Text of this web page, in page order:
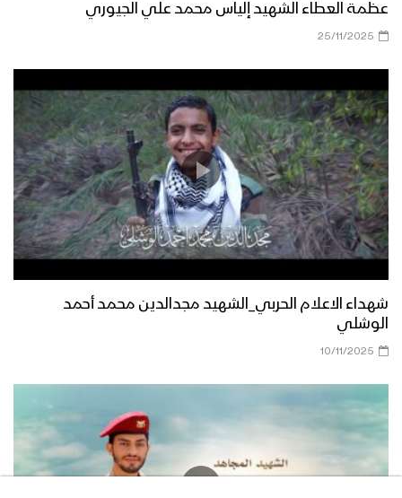
عظمة العطاء الشهيد إلياس محمد علي الجيوري
25/11/2025
شهداء الاعلام الحربي_الشهيد مجدالدين محمد أحمد
الوشلي
10/11/2025